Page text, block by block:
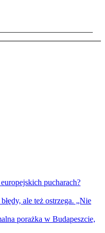
pucharach?
ale też ostrzega. „Nie
porażka w Budapeszcie,